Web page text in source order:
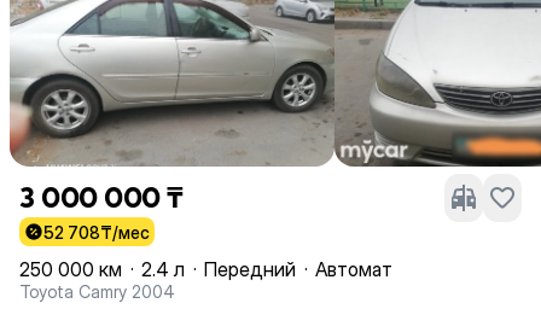
3 000 000 ₸
52 708₸/мес
250 000 км · 2.4 л · Передний · Автомат
Toyota Camry 2004